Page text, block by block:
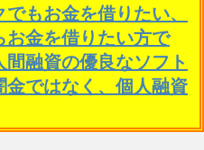
もお金を借りたい、
お金を借りたい方で
融資の優良なソフト
金ではなく、個人融資